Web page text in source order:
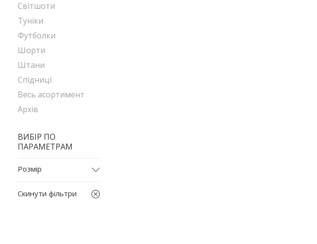
Світшоти
Туніки
Футболки
Шорти
Штани
Спідниці
Весь асортимент
Архів
ВИБІР ПО
ПАРАМЕТРАМ
Розмір
M
Скинути фільтри